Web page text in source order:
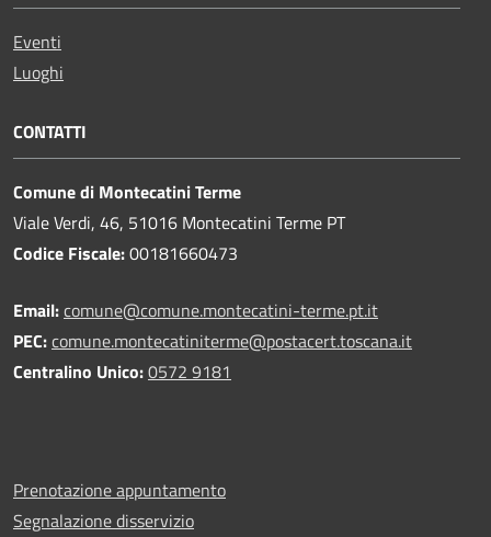
Eventi
Luoghi
CONTATTI
Comune di Montecatini Terme
Viale Verdi, 46, 51016 Montecatini Terme PT
Codice Fiscale:00181660473
Email:comune@comune.montecatini-terme.pt.it
PEC:comune.montecatiniterme@postacert.toscana.it
Centralino Unico:0572 9181
Prenotazione appuntamento
Segnalazione disservizio